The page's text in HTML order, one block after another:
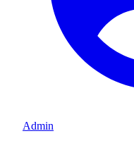
Admin